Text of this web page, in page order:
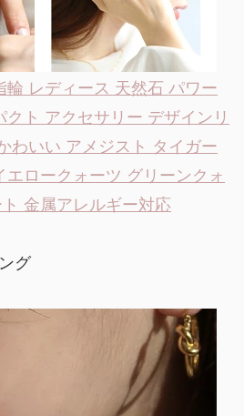
輪 レディース 天然石 パワー
クト アクセサリー デザインリ
わいい アメジスト タイガー
エロークォーツ グリーンクォ
金属アレルギー対応
ング